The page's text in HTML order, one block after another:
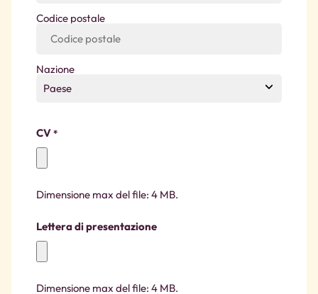
Codice postale
Nazione
CV *
Dimensione max del file: 4 MB.
Lettera di presentazione
Dimensione max del file: 4 MB.